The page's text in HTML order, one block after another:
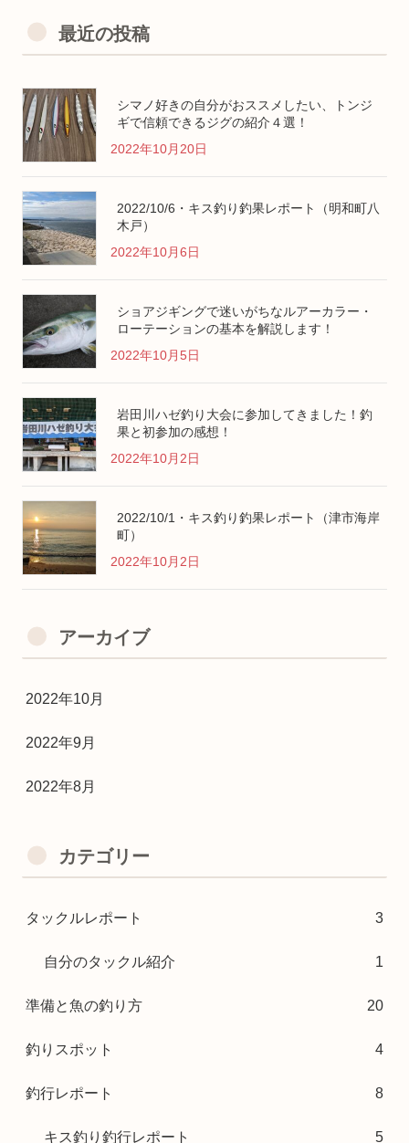
最近の投稿
シマノ好きの自分がおススメしたい、トンジ
ギで信頼できるジグの紹介４選！
2022年10月20日
2022/10/6・キス釣り釣果レポート（明和町八
木戸）
2022年10月6日
ショアジギングで迷いがちなルアーカラー・
ローテーションの基本を解説します！
2022年10月5日
岩田川ハゼ釣り大会に参加してきました！釣
果と初参加の感想！
2022年10月2日
2022/10/1・キス釣り釣果レポート（津市海岸
町）
2022年10月2日
アーカイブ
2022年10月
2022年9月
2022年8月
カテゴリー
タックルレポート 3
自分のタックル紹介 1
準備と魚の釣り方 20
釣りスポット 4
釣行レポート 8
キス釣り釣行レポート 5